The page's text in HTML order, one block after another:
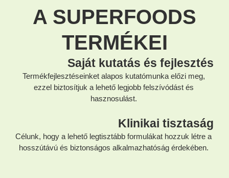
A SUPERFOODS
TERMÉKEI
Saját kutatás és fejlesztés
Termékfejlesztéseinket alapos kutatómunka előzi meg,
ezzel biztosítjuk a lehető legjobb felszívódást és
hasznosulást.
Klinikai tisztaság
Célunk, hogy a lehető legtisztább formulákat hozzuk létre a
hosszútávú és biztonságos alkalmazhatóság érdekében.